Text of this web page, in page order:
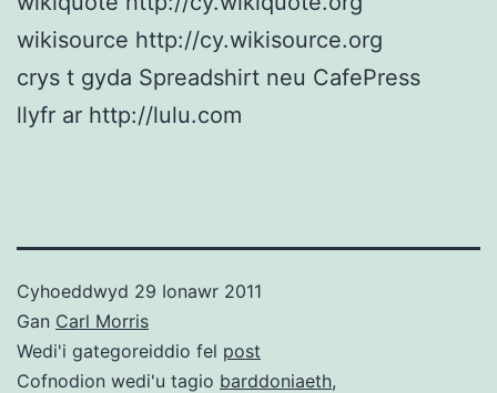
wikisource http://cy.wikisource.org
crys t gyda Spreadshirt neu CafePress
llyfr ar http://lulu.com
Cyhoeddwyd 29 Ionawr 2011
Gan Carl Morris
Wedi'i gategoreiddio fel post
Cofnodion wedi'u tagio barddoniaeth,